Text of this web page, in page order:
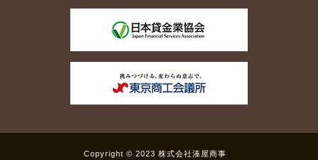
Copyright © 2023 株式会社湊屋商事